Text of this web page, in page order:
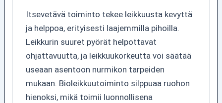
Itsevetävä toiminto tekee leikkuusta kevyttä
ja helppoa, erityisesti laajemmilla pihoilla.
Leikkurin suuret pyörät helpottavat
ohjattavuutta, ja leikkuukorkeutta voi säätää
useaan asentoon nurmikon tarpeiden
mukaan. Bioleikkuutoiminto silppuaa ruohon
hienoksi, mikä toimii luonnollisena